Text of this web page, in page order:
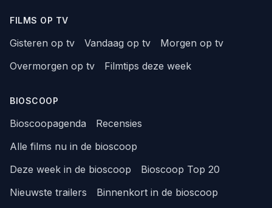
FILMS OP TV
Gisteren op tv Vandaag op tv
Morgen op tv
Overmorgen op tv
Filmtips deze week
BIOSCOOP
Bioscoopagenda
Recensies
Alle films nu in de bioscoop
Deze week in de bioscoop
Bioscoop Top 20
Nieuwste trailers
Binnenkort in de bioscoop